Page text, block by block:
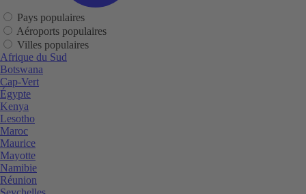
Pays populaires
Aéroports populaires
Villes populaires
Afrique du Sud
Botswana
Cap-Vert
Égypte
Kenya
Lesotho
Maroc
Maurice
Mayotte
Namibie
Réunion